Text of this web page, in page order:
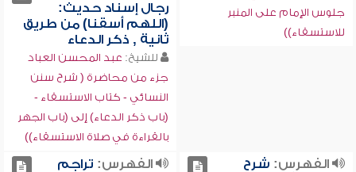
جلوس الإمام على المنبر
للاستسقاء))
رجال إسناد حديث:
(اللهم أسقنا) من طريق
ثانية , ذكر الدعاء
للشيخ: عبد المحسن العباد
جزء من محاضرة ( شرح سنن
النسائي - كتاب الاستسقاء -
(باب ذكر الدعاء) إلى (باب الجهر
بالقراءة في صلاة الاستسقاء))
الفهرس: شرح
الفهرس: تراجم